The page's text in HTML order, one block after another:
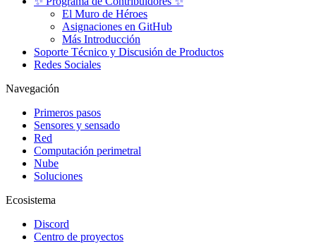
El Muro de Héroes
Asignaciones en GitHub
Más Introducción
Soporte Técnico y Discusión de Productos
Redes Sociales
Navegación
Primeros pasos
Sensores y sensado
Red
Computación perimetral
Nube
Soluciones
Ecosistema
Discord
Centro de proyectos